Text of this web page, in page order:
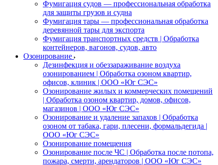
Фумигация судов — профессиональная обработка
для защиты грузов и судна
Фумигация тары — профессиональная обработка
деревянной тары для экспорта
Фумигация транспортных средств | Обработка
контейнеров, вагонов, судов, авто
Озонирование
Дезинфекция и обеззараживание воздуха
озонированием | Обработка озоном квартир,
офисов, клиник | ООО «Юг СЭС»
Озонирование жилых и коммерческих помещений
| Обработка озоном квартир, домов, офисов,
магазинов | ООО «Юг СЭС»
Озонирование и удаление запахов | Обработка
озоном от табака, гари, плесени, формальдегида |
ООО «Юг СЭС»
Озонирование помещения
Озонирование после ЧС | Обработка после потопа,
пожара, смерти, арендаторов | ООО «Юг СЭС»